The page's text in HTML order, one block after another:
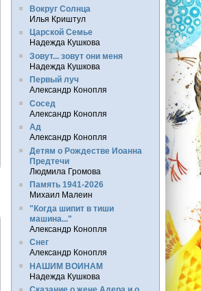
Вокруг Солнца
Илья Криштул
Царской Семье
Надежда Кушкова
Зовут... зовут они меня
Надежда Кушкова
Первый луч
Александр Конопля
Сосед
Александр Конопля
Ад
Александр Конопля
Детям о Рождестве Иоанна
Предтечи
Людмила Громова
Память 1941-2026
Михаил Малеин
"Когда шипит в тиши
машина..."
Александр Конопля
Снег
Александр Конопля
НАШИМ ВОИНАМ
Надежда Кушкова